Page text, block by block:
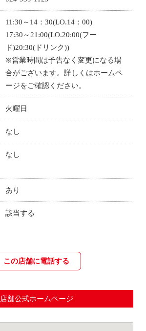
11:30～14：30(LO.14：00)
17:30～21:00(LO.20:00(フー
ド)20:30(ドリンク))
※営業時間は予告なく変更になる場
合がございます。詳しくはホームペ
ージをご確認ください。
火曜日
なし
なし
あり
該当する
この店舗に電話する
店舗公式ホームページ